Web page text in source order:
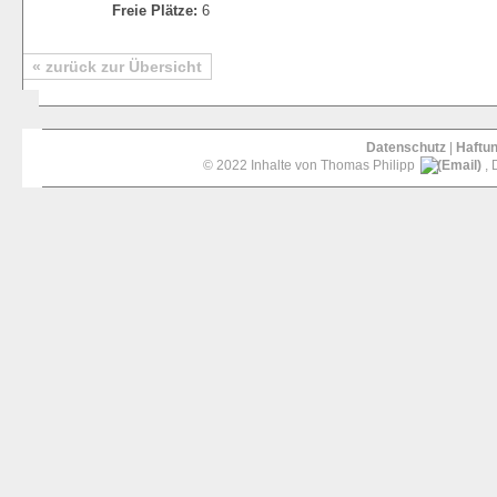
Freie Plätze: 6
« zurück zur Übersicht
Datenschutz
© 2022 Inhalte von Thomas Philipp
,